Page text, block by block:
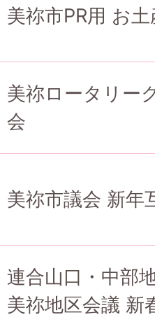
美祢市PR用 お
美祢ロータリー
会
美祢市議会 新年
連合山口・中部
美祢地区会議 新